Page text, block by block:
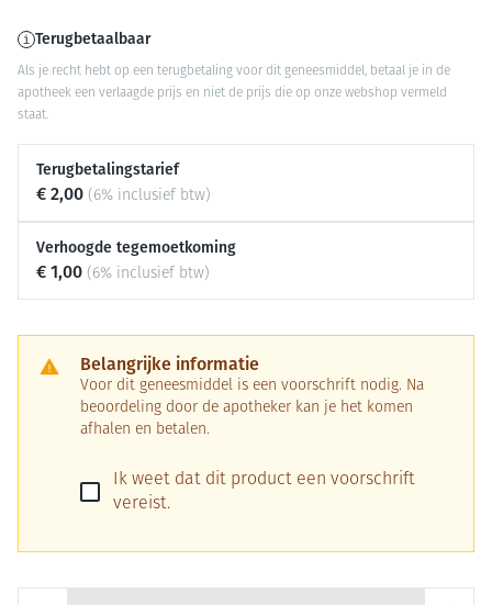
Terugbetaalbaar
Als je recht hebt op een terugbetaling voor dit geneesmiddel, betaal je in de
apotheek een verlaagde prijs en niet de prijs die op onze webshop vermeld
staat.
Terugbetalingstarief
€ 2,00 (6% inclusief btw)
Verhoogde tegemoetkoming
€ 1,00 (6% inclusief btw)
Belangrijke informatie
Voor dit geneesmiddel is een voorschrift nodig. Na
beoordeling door de apotheker kan je het komen
afhalen en betalen.
Ik weet dat dit product een voorschrift
vereist.